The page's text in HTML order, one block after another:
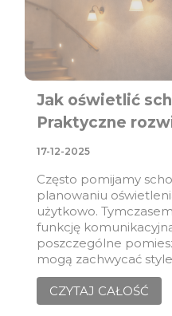
Jak oświetlić
Praktyczne
17-12-2025
Często pomijamy
planowaniu
użytkowo.
funkcję
poszczególne
mogą zachwycać
bezpieczeństwa.
korytarzu i na
poruszanie się po
CZYTAJ CAŁOŚĆ